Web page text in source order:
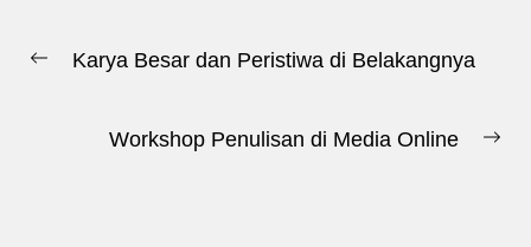
pos
Previous
Karya Besar dan Peristiwa di Belakangnya
Workshop Penulisan di Media Online